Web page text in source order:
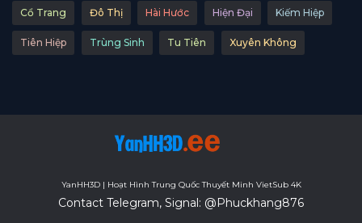
Cổ Trang Đô Thị Hài Hước Hiện Đại Kiếm Hiệp
Tiên Hiệp Trùng Sinh Tu Tiên Xuyên Không
YanHH3D | Hoạt Hình Trung Quốc Thuyết Minh VietSub 4K
Contact Telegram, Signal: @Phuckhang876